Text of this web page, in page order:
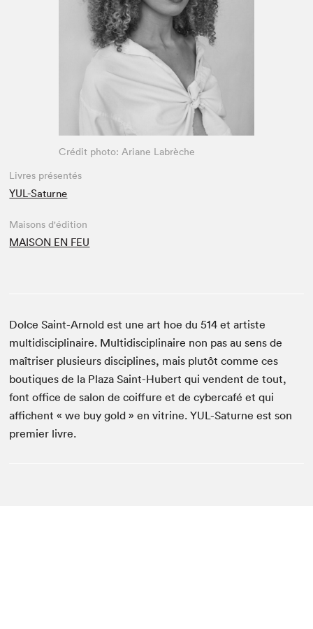
Espace médias
Crédit photo: Ariane Labrèche
Livres présentés
YUL-Saturne
Maisons d'édition
MAISON EN FEU
Dolce Saint-Arnold est une art hoe du 514 et artiste
multidisciplinaire. Multidisciplinaire non pas au sens de
maîtriser plusieurs disciplines, mais plutôt comme ces
boutiques de la Plaza Saint-Hubert qui vendent de tout,
font office de salon de coiffure et de cybercafé et qui
affichent « we buy gold » en vitrine. YUL-Saturne est son
premier livre.